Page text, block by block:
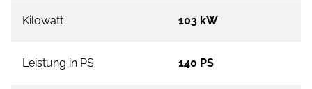
Kilowatt 103 kW
Leistung in PS 140 PS